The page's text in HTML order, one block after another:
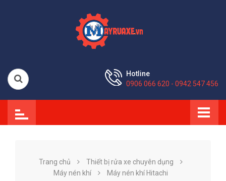
Hotline
0906 066 620 - 0942 547 456
Trang chủ
Thiết bị rửa xe chuyên dụng
Máy nén khí
Máy nén khí Hitachi